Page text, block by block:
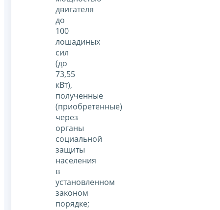
двигателя
до
100
лошадиных
сил
(до
73,55
кВт),
полученные
(приобретенные)
через
органы
социальной
защиты
населения
в
установленном
законом
порядке;